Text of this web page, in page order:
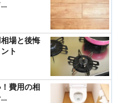
場と後悔
ト
費用の相